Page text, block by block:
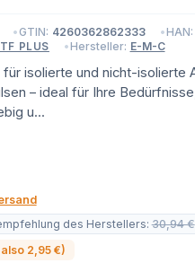
GTIN: 4260362862333 HAN:
PLUS Hersteller: E-M-C
isolierte und nicht-isolierte
– ideal für Ihre
u...
des Herstellers:30,94 €
2,95 €)